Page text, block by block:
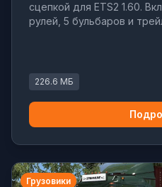
сцепкой для ETS2 1.60.
рулей, 5 бульбаров и
226.6 МБ
Грузовики